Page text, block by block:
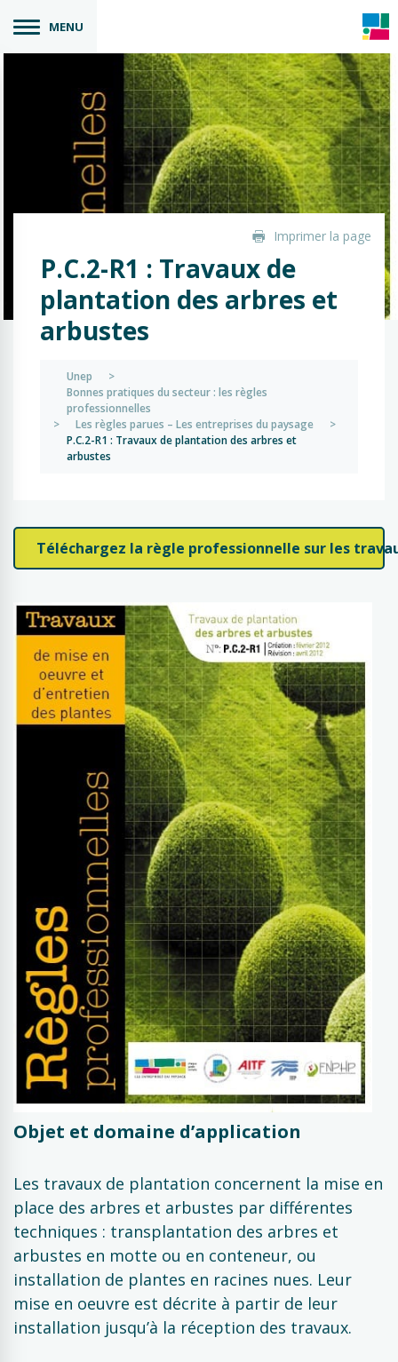
MENU
Imprimer la page
P.C.2-R1 : Travaux de
plantation des arbres et
arbustes
Unep
>
Bonnes pratiques du secteur : les règles
professionnelles
>
Les règles parues – Les entreprises du paysage
>
P.C.2-R1 : Travaux de plantation des arbres et
arbustes
Téléchargez la règle professionnelle sur les
Objet et domaine d’application
Les travaux de plantation concernent la mise en
place des arbres et arbustes par différentes
techniques : transplantation des arbres et
arbustes en motte ou en conteneur, ou
installation de plantes en racines nues. Leur
mise en oeuvre est décrite à partir de leur
installation jusqu’à la réception des travaux.